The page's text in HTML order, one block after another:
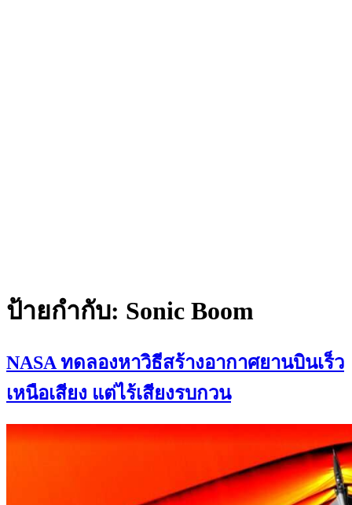
ป้ายกำกับ: Sonic Boom
NASA ทดลองหาวิธีสร้างอากาศยานบินเร็ว
เหนือเสียง แต่ไร้เสียงรบกวน